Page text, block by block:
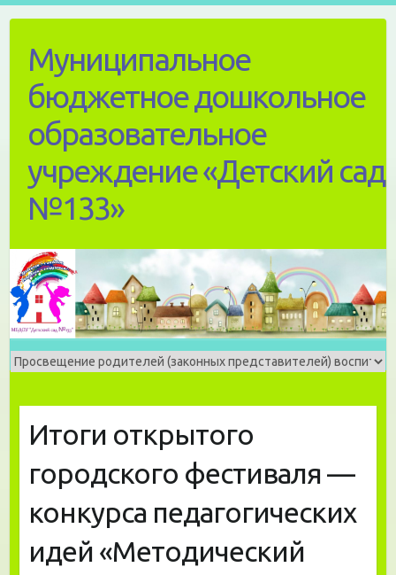
contentМуниципальное
бюджетное дошкольное
образовательное
учреждение «Детский сад
№133»
Итоги открытого
городского фестиваля —
конкурса педагогических
идей «Методический